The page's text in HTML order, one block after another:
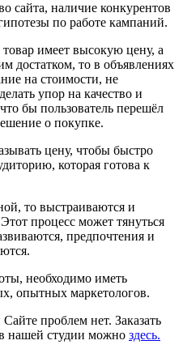
сайта, наличие конкурентов
по работе кампаний.
имеет высокую цену, а
то в объявлениях
на стоимости, не
упор на качество и
бы пользователь перешёл
о покупке.
цену, чтобы быстро
которая готова к
то выстраиваются и
процесс может тянуться
предпочтения и
необходимо иметь
опытных маркетологов.
проблем нет. Заказать
в нашей студии можно здесь.